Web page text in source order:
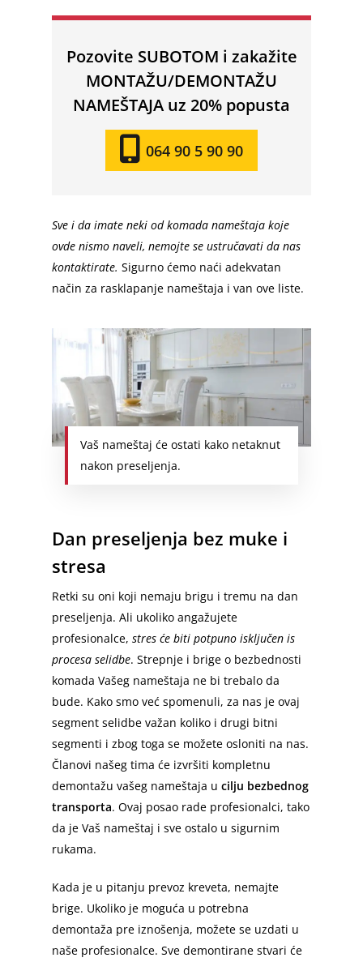
Pozovite SUBOTOM i zakažite
MONTAŽU/DEMONTAŽU
NAMEŠTAJA uz 20% popusta
064 90 5 90 90
Sve i da imate neki od komada nameštaja koje
ovde nismo naveli, nemojte se ustručavati da nas
kontaktirate. Sigurno ćemo naći adekvatan
način za rasklapanje nameštaja i van ove liste.
Vaš nameštaj će ostati kako netaknut
nakon preseljenja.
Dan preseljenja bez muke i
stresa
Retki su oni koji nemaju brigu i tremu na dan
preseljenja. Ali ukoliko angažujete
profesionalce,stres će biti potpuno isključen is
procesa selidbe. Strepnje i brige o bezbednosti
komada Vašeg nameštaja ne bi trebalo da
bude. Kako smo već spomenuli, za nas je ovaj
segment selidbe važan koliko i drugi bitni
segmenti i zbog toga se možete osloniti na nas.
Članovi našeg tima će izvršiti kompletnu
demontažu vašeg nameštaja ucilju bezbednog
transporta. Ovaj posao rade profesionalci, tako
da je Vaš nameštaj i sve ostalo u sigurnim
rukama.
Kada je u pitanju prevoz kreveta, nemajte
brige. Ukoliko je moguća u potrebna
demontaža pre iznošenja, možete se uzdati u
naše profesionalce. Sve demontirane stvari će